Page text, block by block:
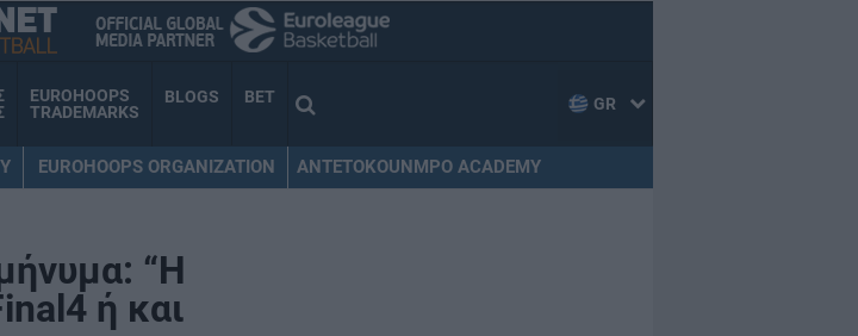
EUROHOOPS
TRADEMARKS
BLOGS BET GR
EUROHOOPS ORGANIZATION ANTETOKOUNMPO ACADEMY
“Η
ή και